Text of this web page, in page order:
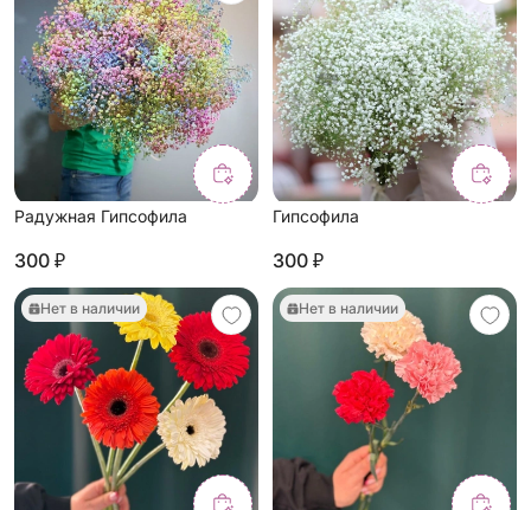
Радужная Гипсофила
300 ₽
Гипсофила
300 ₽
Нет в наличии Нет в наличии